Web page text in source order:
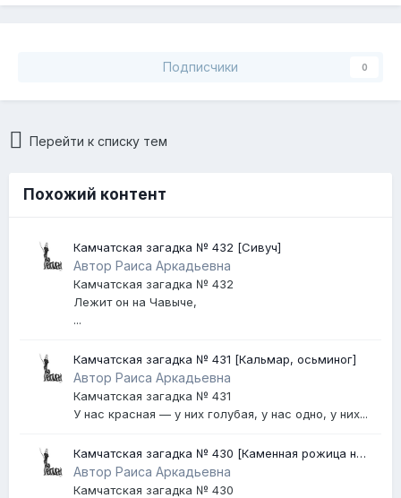
Подписчики 0
Перейти к списку тем
Похожий контент
Камчатская загадка № 432 [Сивуч]
Автор Раиса Аркадьевна
Камчатская загадка № 432
Лежит он на Чавыче,
...
Камчатская загадка № 431 [Кальмар, осьминог]
Автор Раиса Аркадьевна
Камчатская загадка № 431
У нас красная — у них голубая, у нас одно, у них...
Камчатская загадка № 430 [Каменная рожица на
Авачинском вулкане]
Автор Раиса Аркадьевна
Камчатская загадка № 430